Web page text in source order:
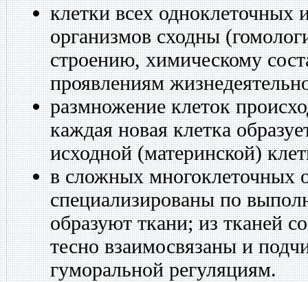
клетки всех одноклеточных
организмов сходны
строению, химическому
проявлениям
размножение клеток
каждая новая клетка
исходной (материнской)
в сложных многоклеточных
специализированы по
образуют ткани; из тканей
тесно взаимосвязаны и
гуморальной регуляциям.